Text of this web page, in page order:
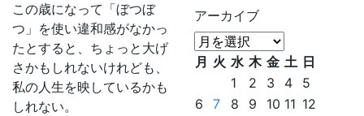
この歳になって「ぼつぼ
つ」を使い違和感がなかっ
たとすると、ちょっと大げ
さかもしれないけれども、
私の人生を映しているかも
しれない。
アーカイブ
月 火 水 木 金 土 日
1
2 3 4
5
6
7 8 9 10 11 12